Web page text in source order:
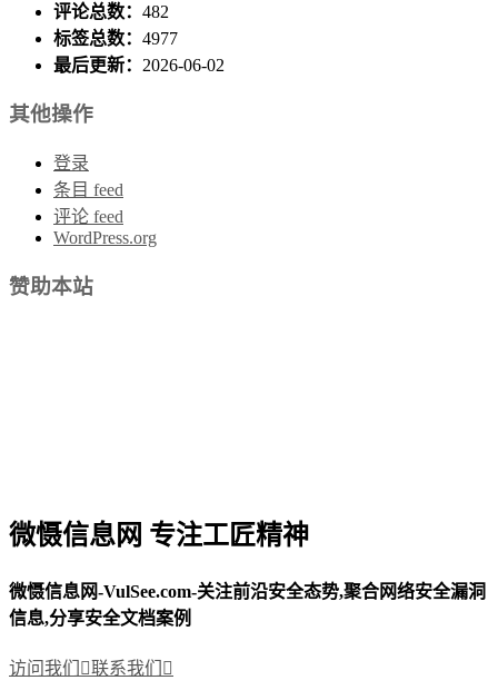
评论总数： 482
标签总数： 4977
最后更新： 2026-06-02
其他操作
登录
条目 feed
评论 feed
WordPress.org
赞助本站
微慑信息网 专注工匠精神
微慑信息网-VulSee.com-关注前沿安全态势,聚合网络安全漏洞
信息,分享安全文档案例
访问我们 联系我们 